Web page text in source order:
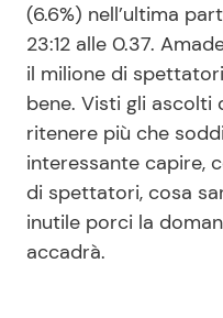
(6.6%) nell’ultima
23:12 alle 0.37.
il milione di
bene. Visti gli ascolti
ritenere più che
interessante capire,
di spettatori, cosa
inutile porci la
accadrà.